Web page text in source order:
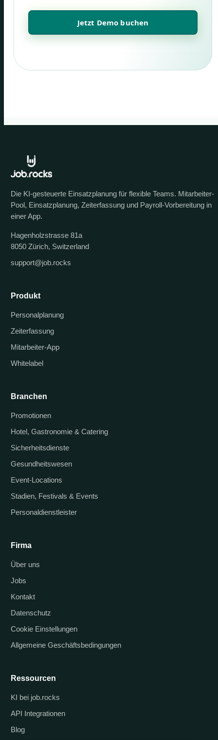
Jetzt Demo buchen
Die KI-gesteuerte Einsatzplanung für flexible Teams. Mitarbeiter-
Pool, Einsatzplanung, Zeiterfassung und Payroll-Vorbereitung in
einer App.
Hagenholzstrasse 81a
8050 Zürich, Switzerland
support@job.rocks
Produkt
Personalplanung
Zeiterfassung
Mitarbeiter-App
Whitelabel
Branchen
Promotionen
Hotel, Gastronomie & Catering
Sicherheitsdienste
Gesundheitswesen
Event-Locations
Stadien, Festivals & Events
Personaldienstleister
Firma
Über uns
Jobs
Kontakt
Datenschutz
Cookie Einstellungen
Allgemeine Geschäftsbedingungen
Ressourcen
KI bei job.rocks
API Integrationen
Blog